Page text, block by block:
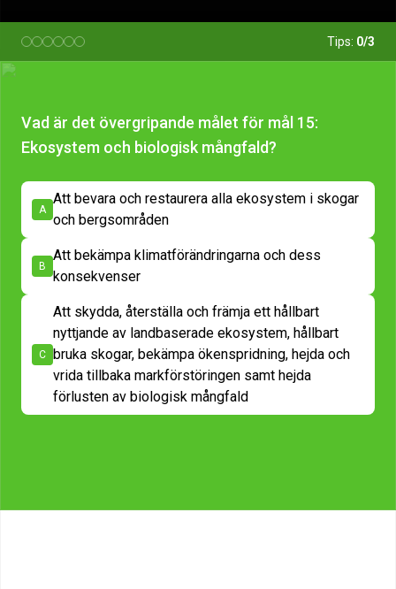
Tips: 0/3
Vad är det övergripande målet för mål 15:
Ekosystem och biologisk mångfald?
A
Att bevara och restaurera alla ekosystem i skogar
och bergsområden
B
Att bekämpa klimatförändringarna och dess
konsekvenser
C
Att skydda, återställa och främja ett hållbart
nyttjande av landbaserade ekosystem, hållbart
bruka skogar, bekämpa ökenspridning, hejda och
vrida tillbaka markförstöringen samt hejda
förlusten av biologisk mångfald